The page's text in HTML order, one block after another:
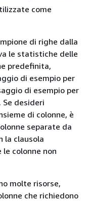
come
di righe dalla
le statistiche delle
predefinita,
di esempio per
di esempio per
desideri
di colonne, è
separate da
la clausola
le colonne non
molte risorse,
che richiedono